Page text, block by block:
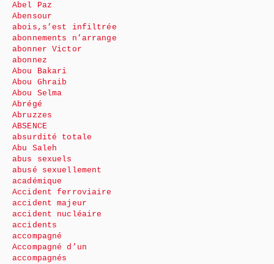
Abel Paz
Abensour
abois,s’est infiltrée
abonnements n’arrange
abonner Victor
abonnez
Abou Bakari
Abou Ghraib
Abou Selma
Abrégé
Abruzzes
ABSENCE
absurdité totale
Abu Saleh
abus sexuels
abusé sexuellement
académique
Accident ferroviaire
accident majeur
accident nucléaire
accidents
accompagné
Accompagné d’un
accompagnés